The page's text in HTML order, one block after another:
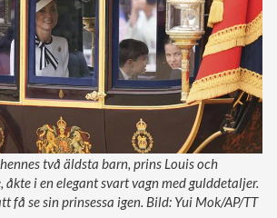
två äldsta barn, prins Louis och
åkte i en elegant svart vagn med gulddetaljer.
få se sin prinsessa igen. Bild: Yui Mok/AP/TT